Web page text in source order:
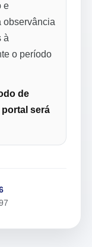
e
observância
à
o período
de
será